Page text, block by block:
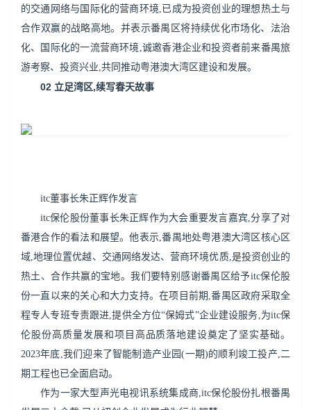
的交通网络与国际化的营商环境,已成为投资创业的理想热土与
合作双赢的战略高地。并表示番禺区将持续优化市场化、法治
化、国际化的一流营商环境,诚邀香港企业和投资者前来番禺旅
游考察、投资兴业,共同推动粤港澳大湾区建设和发展。
02 立足湾区,续写春天故事
itc董事长朱正辉作发言
itc保伦股份董事长朱正辉作为大会重要发言嘉宾,分享了对
番港合作的看法和展望。他表示,番禺地处粤港澳大湾区核心区
域,地理位置优越、交通网络发达、营商环境优质,是投资创业的
热土、合作共赢的宝地。我们要特别感谢番禺区给予itc保伦股
份一直以来的关心和大力支持。在项目前期,番禺区政府采取全
程专人专班专责跟进,提供全方位“保姆式”企业建设服务,为itc保
伦股份高质量发展和项目高品质落地建设奠定了坚实基础。
2023年底,我们迎来了智能制造产业园(一期)的顺利竣工投产,二
期工程也已全面启动。
作为一家大型声光电视讯系统集成商,itc保伦股份扎根番禺